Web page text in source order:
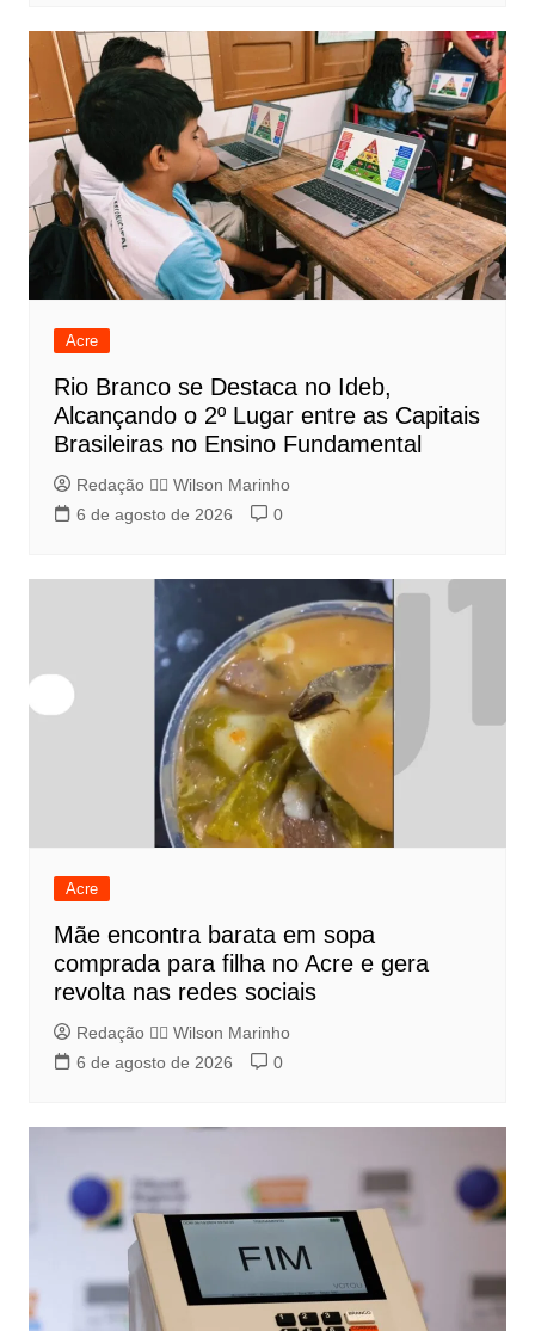
Acre
Rio Branco se Destaca no Ideb,
Alcançando o 2º Lugar entre as Capitais
Brasileiras no Ensino Fundamental
Redação 👨‍⚖️​ Wilson Marinho
6 de agosto de 2026
0
Acre
Mãe encontra barata em sopa
comprada para filha no Acre e gera
revolta nas redes sociais
Redação 👨‍⚖️​ Wilson Marinho
6 de agosto de 2026
0